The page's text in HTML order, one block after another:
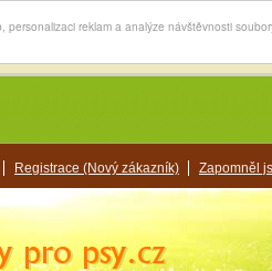
personalizaci reklam a analýze návštěvnosti
Registrace (Nový zákazník) Zapomněl